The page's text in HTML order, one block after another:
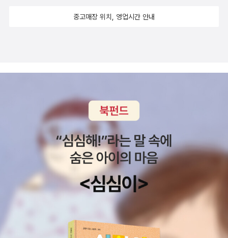
필기 해오는 것은 대통령이 아니라 퍼스트 레이디에 불과한 수준이
겠지만, 이 비겁한 정부, 비법한 교육, 비겁한 종교, 비겁한 풍토 가운
데 그 정신과 마음을 이어받아 제2의 장준하 선생이 이 시대에 수천
만명으로 늘어나길 바란다.장준하선생님께 감사하며, 부끄러운 조상
이 되지 않겠다는 선생님의 결심을 이어받아, 부끄럽지 않은 후손이
자, 또 다른 부끄럽지 않은 조상이 되도록 정진하겠습니다.
대사] [엉클 텅스텐]이 어떤 의미에서는 같은 선상에 놓여있는셈이
모습을 떠올리게 하는 소리인데.. 지금 여기는 대도심의 한가운데...
으려니 밥 먹은 오후라 졸립고, 아직 난방을 틀 때는 안되니 공기가 싸
늘해 춥기도 하고, 오늘따라 옷도 좀 얇게 입고 와서 더 그런가? 아무
튼. 내 상황과 저들의 상황은 이렇게나 천지차이로 다르구나... 아니,
근데 도대체 누군데 저리 즐겁게 떠들고 있는걸까. 한일100년
사는 메이지유신 이후 군사 파시즘이 어떻게 일본을 장악하고 제국주
의적 지배를 확장해 나가면서 한반도에 해악을 끼치게 되었는지 살핀
다. 우리의 광복이면서 일본의 패전인 천황의 항복선언 이후 양국의
인식차이가 어떻게 달라졌는지 비교한다. 역사적 사실뿐만 아니라 시
바 료타로나 김지하 등의 역사 재해석도 두루 인용했다,고 하는데 역
사 해석에 대한 글을 읽을 때 역시 나의 세계관이 반영되는 것이어야
같다. 2. <생명 그 자체> 프랜시스 크릭 지음/ 김명남 옮
도출하기까지 급박했던 순간들이 잘 드러난다면, 이 책은 크릭이 지
구의 생명 탄생에 관한 하나의 가능성을 이야기 하고 있는 듯 하다. <
열광의 탐구>에보면 지구 생명체의 기원으로서 이 책의 핵심 담론이
되는 ‘정향 배종 발달설(directed panspermia)’에관해 한 페이지
약간못미치게 언급을 하고 있다. 프랜시스 크릭은 이 책 <생명 그 자
체> 에서 사람들이 믿기 힘들어할만한 이 생명 이론을 포기하지 않고
계속 붙들고오랜 시간 생각을 발전시켜온 듯하다. 개인적으로는 <열
광의 탐구>에서 언급된 ‘정향 배종 발달설’이 황당무계한 이론인 듯
하면서도 그 가능성과 무게에 관심을 갖고 있었다. 그러나 이주제가
첨단 생물학계의 주된 관심사가 아니었는지 더 이상 나아간 이론을
중고매장 위치, 영업시간 안내